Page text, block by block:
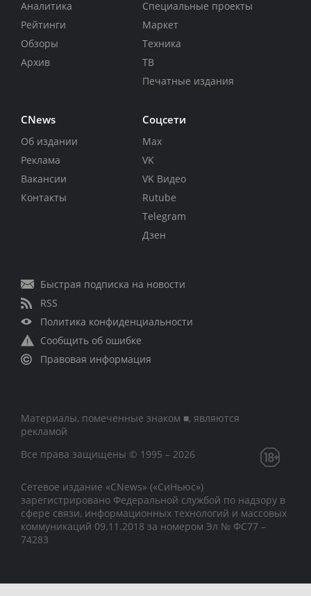
Аналитика
Рейтинги
Обзоры
Архив
Специальные проекты
Маркет
Техника
ТВ
Печатные издания
CNews
Об издании
Реклама
Вакансии
Контакты
Соцсети
Max
VK
VK Видео
Rutube
Telegram
Дзен
Быстрая подписка на новости
RSS
Политика конфиденциальности
Сообщить об ошибке
Правовая информация
Материалы, помеченные знаком ■, являются
рекламой
Все права защищены © 1995 – 2026
Сетевое издание «CNews» («СиНьюс»)
зарегистрировано Федеральной службой по надзору в
сфере связи, информационных технологий и массовых
коммуникаций 09.11.2018 за номером Эл № ФС77 –
74283